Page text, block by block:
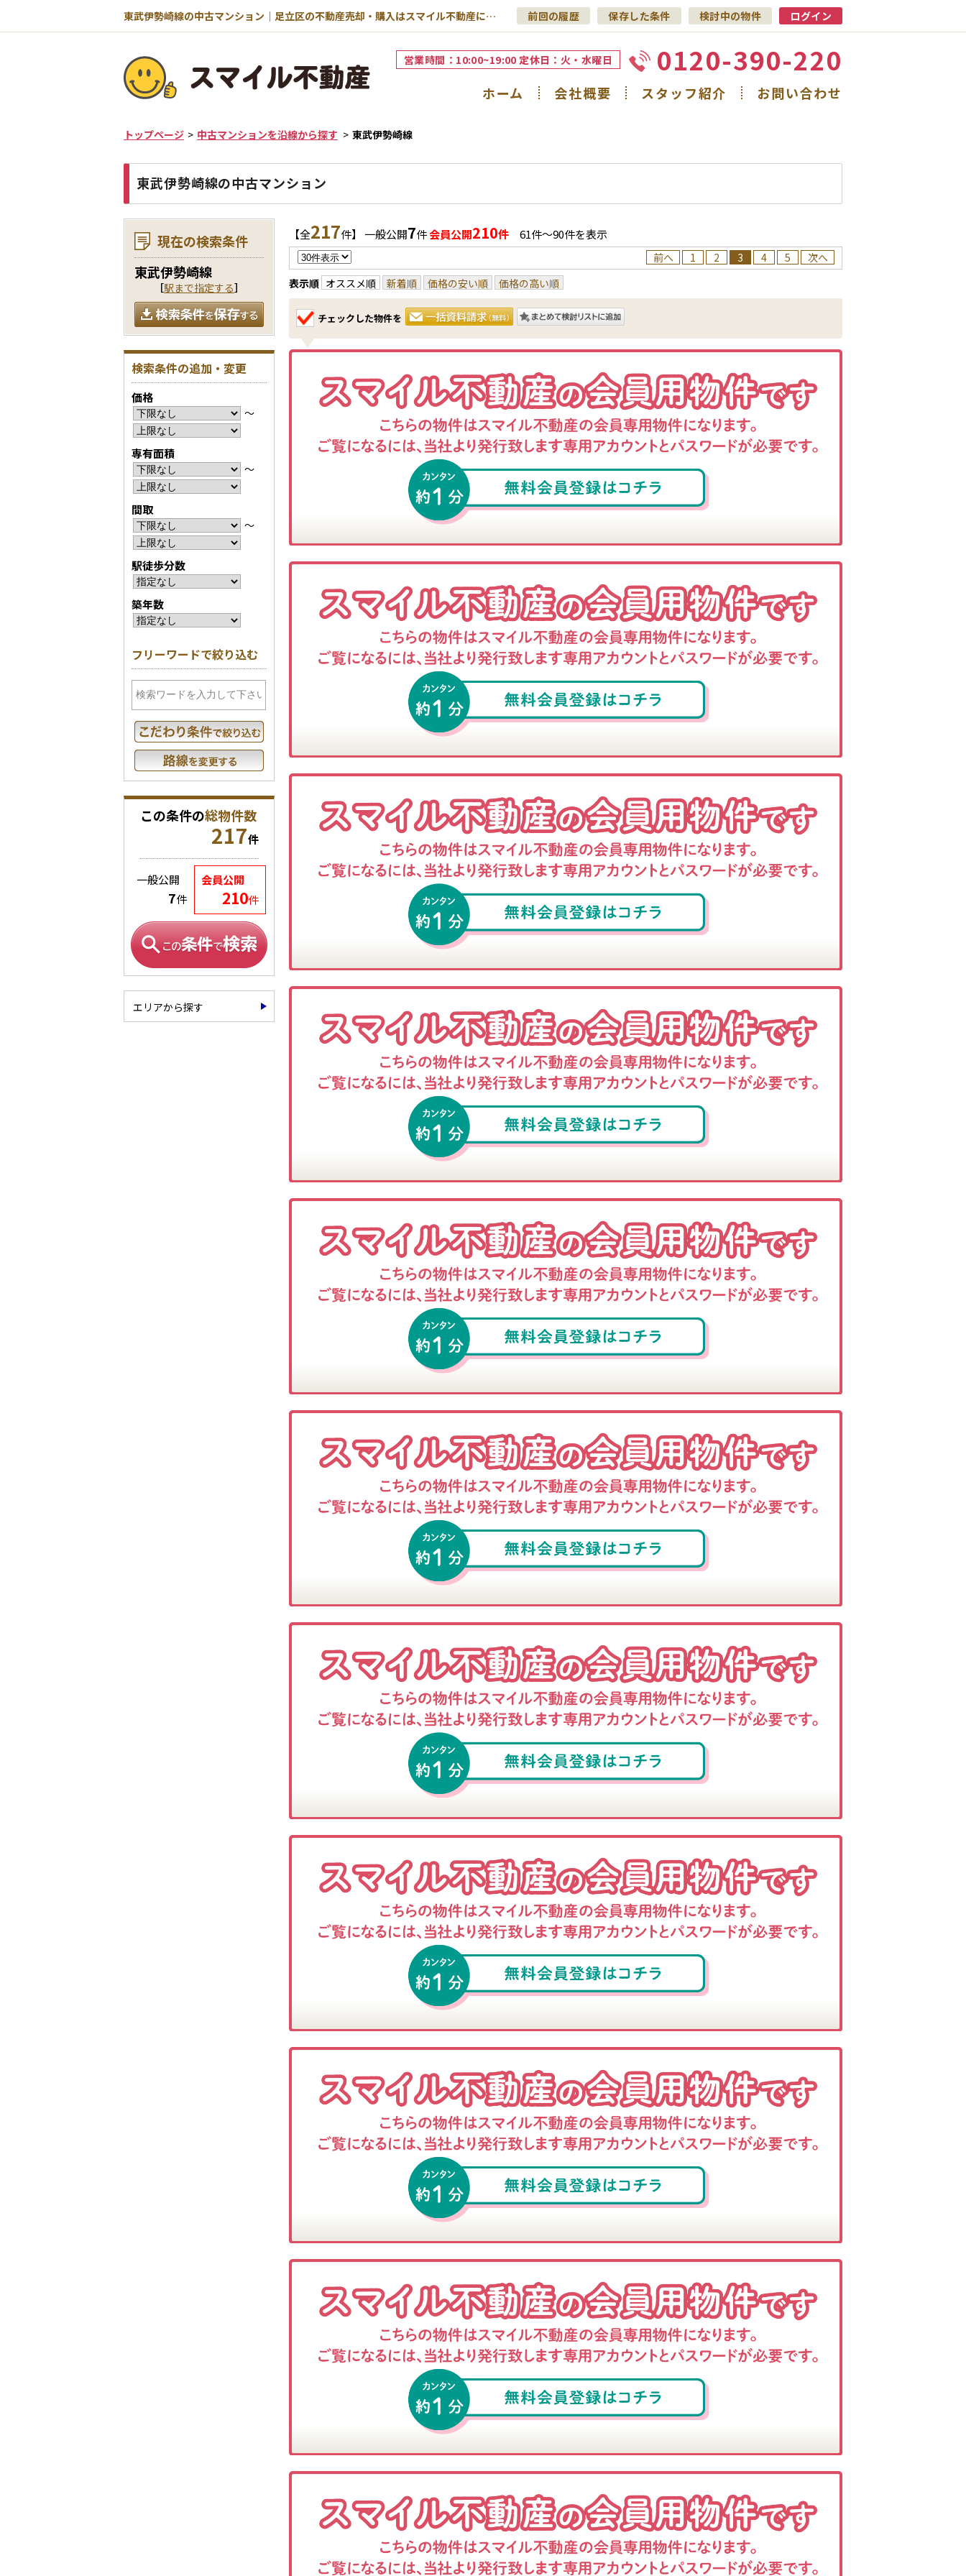
東武伊勢崎線の中古マンション｜足立区の不動産売却・購入はスマイル不動産にお任せください！ 前回の履歴 保存した条件 検討中の物件 ログイン
営業時間：10:00~19:00 定休日：火・水曜日 0120-390-220
ホーム 会社概要 スタッフ紹介 お問い合わせ
トップページ 中古マンションを沿線から探す 東武伊勢崎線
東武伊勢崎線の中古マンション
【全217件】 一般公開7件会員公開210件 61件〜90件を表示
前へ 1 2 3 4 5
次へ
表示順 オススメ順 新着順 価格の安い順 価格の高い順
チェックした物件を
現在の検索条件
東武伊勢崎線
［駅まで指定する］
検索条件の追加・変更
価格
〜
専有面積
〜
間取
〜
駅徒歩分数
築年数
フリーワードで絞り込む
この条件の総物件数
217件
会員公開
210件
一般公開
7件
エリアから探す